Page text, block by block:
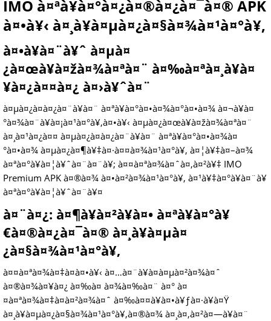
IMO à¤ªà¥à¤°à¤¿à¤®à¤¿à¤¯à¤® APK
à¤•à¥‹ à¤¸à¥à¤µà¤¿à¤§à¤¾à¤¹à¤°à¥‚
à¤•à¥à¤¨à¥ˆ à¤µà¤
¿à¤œà¥à¤žà¤¾à¤ªà¤¨ à¤‰à¤ªà¤¸à¥à¤
¥à¤¿à¤¤à¤¿ à¤›à¥ˆà¤¨
à¤µà¤¿à¤­à¤¿à¤¨à¥à¤¨ à¤ªà¥à¤°à¤•à¤¾à¤°à¤•à¤¾ à¤¬à¥à¤
°à¤¾à¤¨à¥à¤¡à¤¹à¤°à¥‚à¤•à¥‹ à¤µà¤¿à¤œà¥à¤žà¤¾à¤ªà¤¨
à¤¸à¤¹à¤¿à¤¤ à¤µà¤¿à¤­à¤¿à¤¨à¥à¤¨ à¤ªà¥à¤°à¤•à¤¾à¤
°à¤•à¤¾ à¤µà¤¿à¤¶à¥‡à¤·à¤¤à¤¾à¤¹à¤°à¥‚ à¤¦à¥‡à¤–à¤¾
à¤ªà¤°à¥à¤¦à¥ˆà¤¨à¤¨à¥; à¤¤à¤ªà¤¾à¤ˆà¤‚à¤²à¥‡ IMO
Premium APK à¤®à¤¾ à¤•à¤²à¤¾à¤¹à¤°à¥‚ à¤¹à¥‡à¤°à¥à¤¨à¥
à¤ªà¤°à¥à¤¦à¥ˆà¤¨à¥¤
à¤¨à¤¿: à¤¶à¥à¤²à¥à¤• à¤ªà¥à¤°à¥
€à¤®à¤¿à¤¯à¤® à¤¸à¥à¤µà¤
¿à¤§à¤¾à¤¹à¤°à¥‚
à¤¤à¤ªà¤¾à¤‡à¤à¤•à¥‹ à¤…à¤¨à¥à¤­à¤µà¤²à¤¾à¤ˆ
à¤®à¤¾à¤¥à¤¿ à¤‰à¤ à¤¾à¤‰à¤¨ à¤° à¤
¤à¤ªà¤¾à¤‡à¤à¤²à¤¾à¤ˆ à¤‰à¤¤à¥à¤•à¥ƒà¤·à¥à¤Ÿ
à¤¸à¥à¤µà¤¿à¤§à¤¾à¤¹à¤°à¥‚à¤®à¤¾ à¤¸à¤‚à¤²à¤—à¥à¤¨